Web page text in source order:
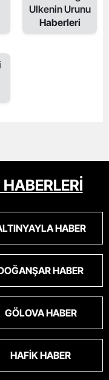
Ulkenin Urunu
Haberleri
HABER
HABER
GÖLOVA HABER
HAFIK HABER